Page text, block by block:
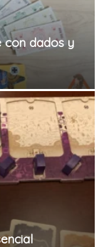
con dados y